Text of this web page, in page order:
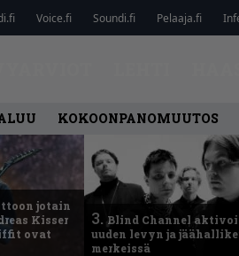
Voice.fi Soundi.fi Pelaaja.fi
KOKOONPANOMUUTOS
jotain
Kisser
ovat
3.Blind Channel
uuden levyn ja
merkeissä